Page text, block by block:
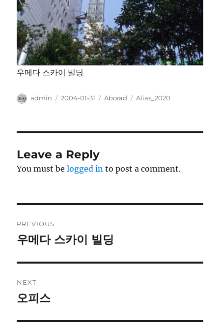
우메다 스카이 빌딩
Author
admin
Posted
2004-01-31 Categories
Aborad Tags
Alias_2020
Leave a Reply
You must belogged in to post a comment.
navigation
PREVIOUS
Previous
우메다 스카이 빌딩
NEXT
Next
오피스